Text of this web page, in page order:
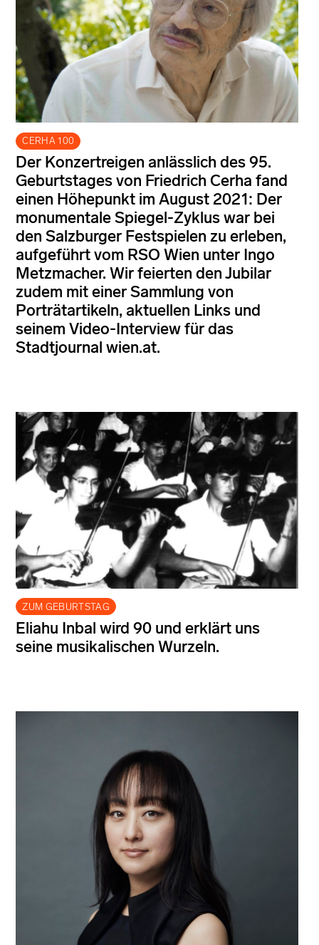
CERHA 100
Der Konzertreigen anlässlich des 95.
Geburtstages von Friedrich Cerha fand
einen Höhepunkt im August 2021: Der
monumentale Spiegel-Zyklus war bei
den Salzburger Festspielen zu erleben,
aufgeführt vom RSO Wien unter Ingo
Metzmacher. Wir feierten den Jubilar
zudem mit einer Sammlung von
Porträtartikeln, aktuellen Links und
seinem Video-Interview für das
Stadtjournal wien.at.
ZUM GEBURTSTAG
Eliahu Inbal wird 90 und erklärt uns
seine musikalischen Wurzeln.